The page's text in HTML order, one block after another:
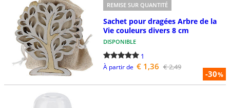
-30%
REMISE SUR QUANTITÉ
Sachet pour dragées Arbre de la
Vie couleurs divers 8 cm
DISPONIBLE
1
À partir de € 1,36 € 2,49